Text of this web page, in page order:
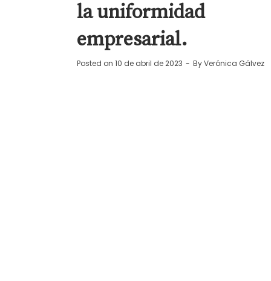
la uniformidad
empresarial.
Posted on 10 de abril de 2023 ByVerónica Gálvez